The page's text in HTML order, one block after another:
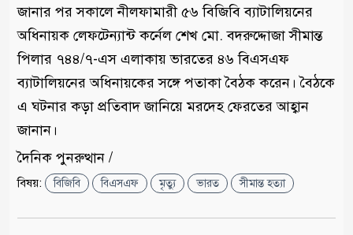
জানার পর সকালে নীলফামারী ৫৬ বিজিবি ব্যাটালিয়নের
অধিনায়ক লেফটেন্যান্ট কর্নেল শেখ মো. বদরুদ্দোজা সীমান্ত
পিলার ৭৪৪/৭-এস এলাকায় ভারতের ৪৬ বিএসএফ
ব্যাটালিয়নের অধিনায়কের সঙ্গে পতাকা বৈঠক করেন। বৈঠকে
এ ঘটনার কড়া প্রতিবাদ জানিয়ে মরদেহ ফেরতের আহ্বান
জানান।
দৈনিক পুনরুত্থান /
বিষয়: বিজিবি বিএসএফ মৃত্যু ভারত সীমান্ত হত্যা